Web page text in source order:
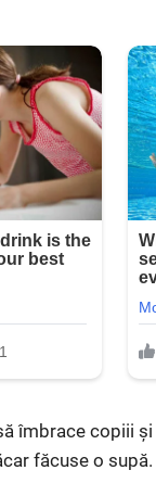
îmbrace copiii
făcuse o supă.